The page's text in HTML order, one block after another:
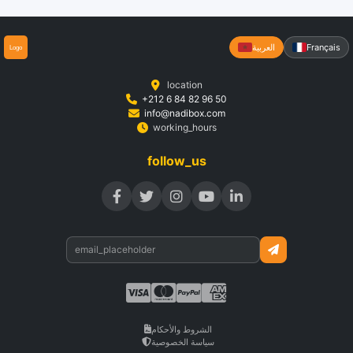
العربية Français
location
+212 6 84 82 96 50
info@nadibox.com
working_hours
follow_us
الشروط والأحكام
سياسة الخصوصية